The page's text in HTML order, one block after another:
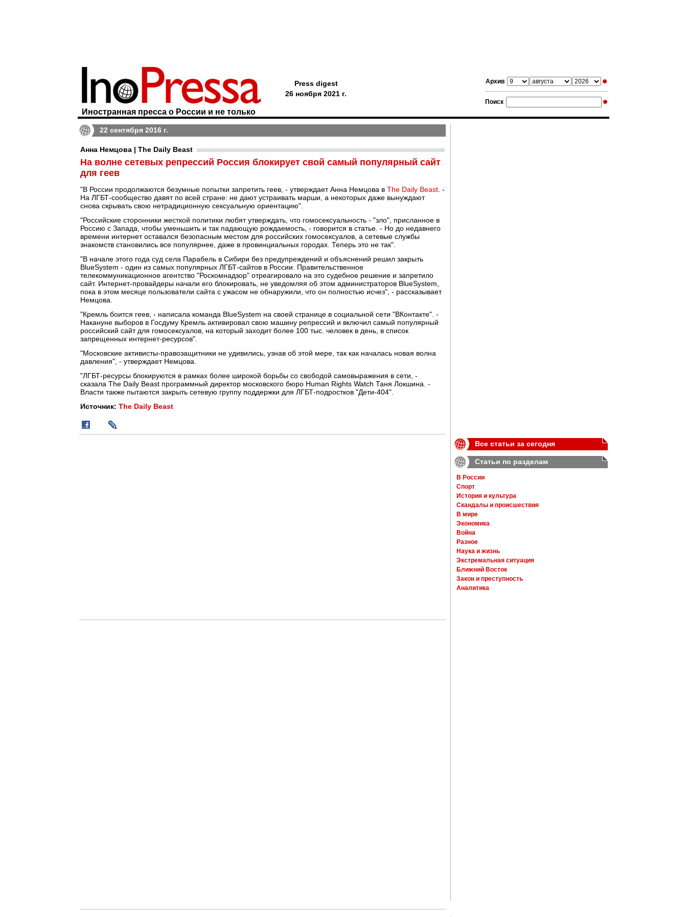
Архив
Поиск
Иностранная пресса о России и не только
Press digest
26 ноября 2021 г.
22 сентября 2016 г.
Анна Немцова | The Daily Beast
На волне сетевых репрессий Россия блокирует свой самый популярный сайт
для геев
"В России продолжаются безумные попытки запретить геев, - утверждает Анна Немцова в The Daily Beast . -
На ЛГБТ-сообщество давят по всей стране: не дают устраивать марши, а некоторых даже вынуждают
снова скрывать свою нетрадиционную сексуальную ориентацию".
"Российские сторонники жесткой политики любят утверждать, что гомосексуальность - "зло", присланное в
Россию с Запада, чтобы уменьшить и так падающую рождаемость, - говорится в статье. - Но до недавнего
времени интернет оставался безопасным местом для российских гомосексуалов, а сетевые службы
знакомств становились все популярнее, даже в провинциальных городах. Теперь это не так".
"В начале этого года суд села Парабель в Сибири без предупреждений и объяснений решил закрыть
BlueSystem - один из самых популярных ЛГБТ-сайтов в России. Правительственное
телекоммуникационное агентство "Роскомнадзор" отреагировало на это судебное решение и запретило
сайт. Интернет-провайдеры начали его блокировать, не уведомляя об этом администраторов BlueSystem,
пока в этом месяце пользователи сайта с ужасом не обнаружили, что он полностью исчез", - рассказывает
Немцова.
"Кремль боится геев, - написала команда BlueSystem на своей странице в социальной сети "ВКонтакте". -
Накануне выборов в Госдуму Кремль активировал свою машину репрессий и включил самый популярный
российский сайт для гомосексуалов, на который заходит более 100 тыс. человек в день, в список
запрещенных интернет-ресурсов".
"Московские активисты-правозащитники не удивились, узнав об этой мере, так как началась новая волна
давления", - утверждает Немцова.
"ЛГБТ-ресурсы блокируются в рамках более широкой борьбы со свободой самовыражения в сети, -
сказала The Daily Beast программный директор московского бюро Human Rights Watch Таня Локшина. -
Власти также пытаются закрыть сетевую группу поддержки для ЛГБТ-подростков "Дети-404".
Источник: The Daily Beast
Все статьи за сегодня
Статьи по разделам
В России
Спорт
История и культура
Скандалы и происшествия
В мире
Экономика
Война
Разное
Наука и жизнь
Экстремальная ситуация
Ближний Восток
Закон и преступность
Аналитика